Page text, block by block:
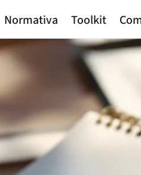
Normativa Toolkit